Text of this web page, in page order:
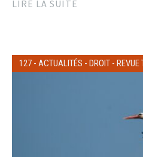
LIRE LA SUITE
127 - ACTUALITÉS - DROIT - REVUE